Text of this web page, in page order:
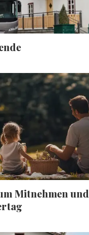
Mitnehmen und